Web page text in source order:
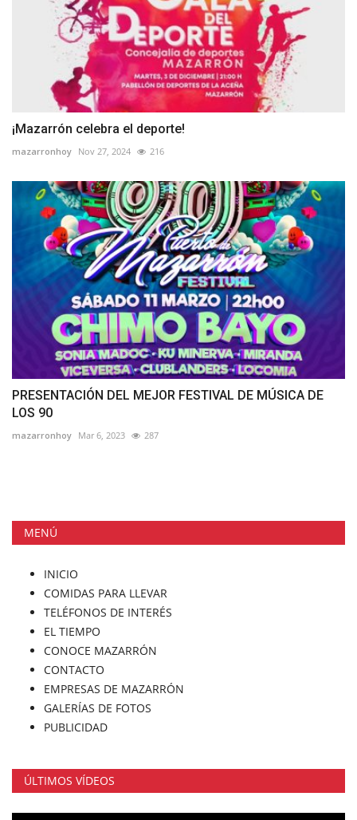
¡Mazarrón celebra el deporte!
mazarronhoy Nov 27, 2024 216
PRESENTACIÓN DEL MEJOR FESTIVAL DE MÚSICA DE
LOS 90
mazarronhoy Mar 6, 2023 287
MENÚ
INICIO
COMIDAS PARA LLEVAR
TELÉFONOS DE INTERÉS
EL TIEMPO
CONOCE MAZARRÓN
CONTACTO
EMPRESAS DE MAZARRÓN
GALERÍAS DE FOTOS
PUBLICIDAD
ÚLTIMOS VÍDEOS